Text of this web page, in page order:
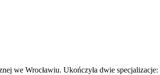
we Wrocławiu. Ukończyła dwie